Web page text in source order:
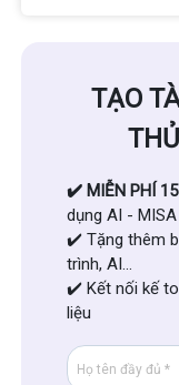
TẠO
✔️ MIỄN PHÍ 15
dụng AI - MISA
✔️ Tặng thêm
trình, AI...
✔️ Kết nối kế
liệu